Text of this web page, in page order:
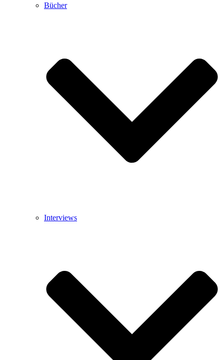
Bücher
Interviews